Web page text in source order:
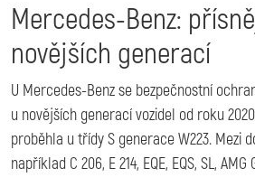
Mercedes-Benz:
novějších generací
U Mercedes-Benz se bezpečnostní
u novějších generací vozidel od roku
proběhla u třídy S generace W223. Mezi
například C 206, E 214, EQE, EQS, SL, AMG